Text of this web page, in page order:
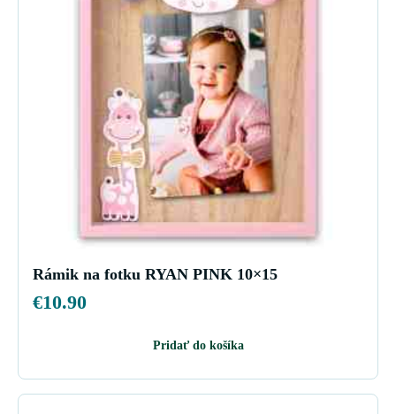
Rámik na fotku RYAN PINK 10×15
€10.90
Pridať do košíka